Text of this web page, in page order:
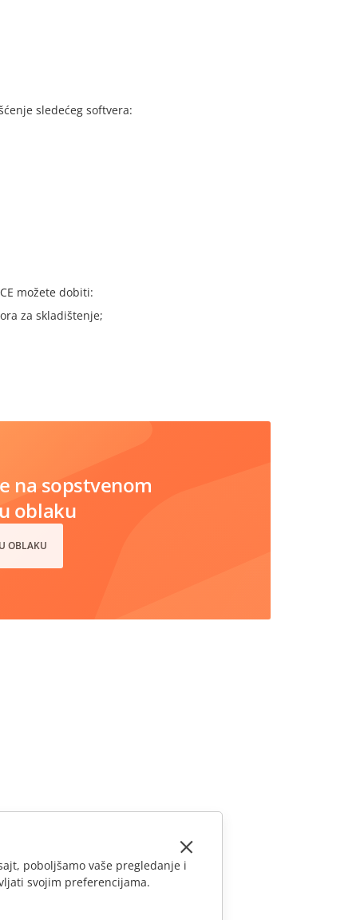
sledećeg softvera:
možete dobiti:
za skladištenje;
na sopstvenom
oblaku
OBLAKU
poboljšamo vaše pregledanje i
svojim preferencijama.